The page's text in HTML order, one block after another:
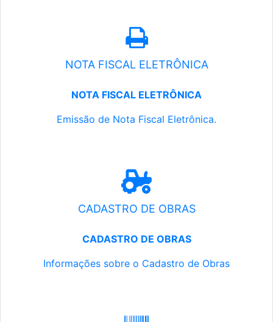
NOTA FISCAL ELETRÔNICA
NOTA FISCAL ELETRÔNICA
Emissão de Nota Fiscal Eletrônica.
CADASTRO DE OBRAS
CADASTRO DE OBRAS
Informações sobre o Cadastro de Obras